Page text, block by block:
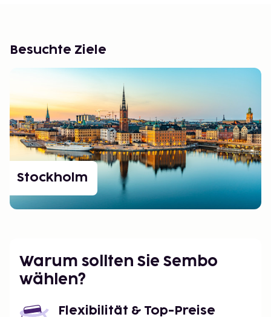
Besuchte Ziele
Stockholm
Warum sollten Sie Sembo
wählen?
Flexibilität & Top-Preise